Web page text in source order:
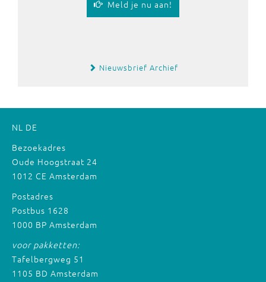
Meld je nu aan!
Nieuwsbrief Archief
NL DE
Bezoekadres
Oude Hoogstraat 24
1012 CE Amsterdam
Postadres
Postbus 1628
1000 BP Amsterdam
voor pakketten:
Tafelbergweg 51
1105 BD Amsterdam